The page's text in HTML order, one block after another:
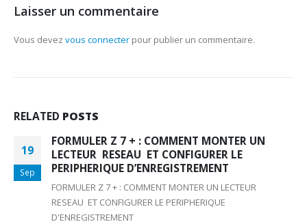
Laisser un commentaire
Vous devez vous connecter pour publier un commentaire.
RELATED POSTS
19
Sep
FORMULER Z 7 + : COMMENT MONTER UN
LECTEUR RESEAU ET CONFIGURER LE
PERIPHERIQUE D’ENREGISTREMENT
FORMULER Z 7 + : COMMENT MONTER UN LECTEUR
RESEAU ET CONFIGURER LE PERIPHERIQUE
D'ENREGISTREMENT